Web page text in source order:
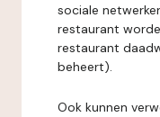
sociale
restaurant
restaurant
beheert).
Ook kunnen